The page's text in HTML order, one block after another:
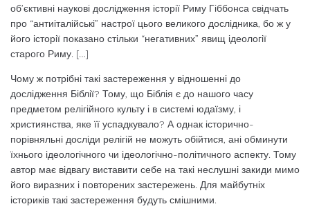
об’єктивні наукові дослідження історії Риму Гіббонса свідчать
про “антиіталійські” настрої цього великого дослідника, бо ж у
його історії показано стільки “негативних” явищ ідеології
старого Риму. […]
Чому ж потрібні такі застереження у відношенні до
дослідження Біблії? Тому, що Біблія є до нашого часу
предметом релігійного культу і в системі юдаїзму, і
християнства, яке її успадкувало? А однак історично-
порівняльні досліди релігій не можуть обійтися, ані обминути
їхнього ідеологічного чи ідеологічно-політичного аспекту. Тому
автор має відвагу виставити себе на такі неслушні закиди мимо
його виразних і повторених застережень. Для майбутніх
істориків такі застереження будуть смішними.